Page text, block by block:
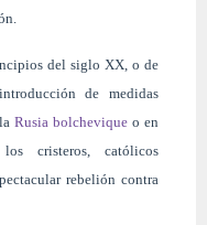
del siglo XX, o de
de medidas
Rusia bolchevique o en
cristeros, católicos
rebelión contra